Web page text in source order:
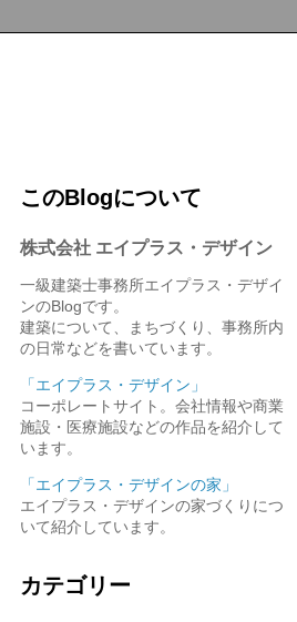
このBlogについて
株式会社 エイプラス・デザイン
一級建築士事務所エイプラス・デザイ
ンのBlogです。
建築について、まちづくり、事務所内
の日常などを書いています。
「エイプラス・デザイン」
コーポレートサイト。会社情報や商業
施設・医療施設などの作品を紹介して
います。
「エイプラス・デザインの家」
エイプラス・デザインの家づくりにつ
いて紹介しています。
カテゴリー